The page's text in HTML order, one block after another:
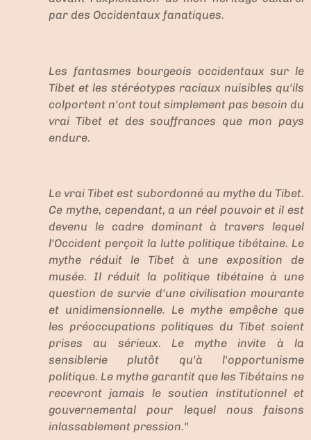
par des Occidentaux fanatiques.
Les fantasmes bourgeois occidentaux sur le
Tibet et les stéréotypes raciaux nuisibles qu'ils
colportent n'ont tout simplement pas besoin du
vrai Tibet et des souffrances que mon pays
endure.
Le vrai Tibet est subordonné au mythe du Tibet.
Ce mythe, cependant, a un réel pouvoir et il est
devenu le cadre dominant à travers lequel
l'Occident perçoit la lutte politique tibétaine. Le
mythe réduit le Tibet à une exposition de
musée. Il réduit la politique tibétaine à une
question de survie d'une civilisation mourante
et unidimensionnelle. Le mythe empêche que
les préoccupations politiques du Tibet soient
prises au sérieux. Le mythe invite à la
sensiblerie plutôt qu'à l'opportunisme
politique. Le mythe garantit que les Tibétains ne
recevront jamais le soutien institutionnel et
gouvernemental pour lequel nous faisons
inlassablement pression."